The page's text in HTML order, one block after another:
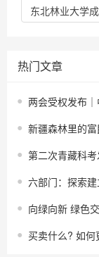
热门文章
两会受权发布
新疆森林里的富
第二次青藏科
向绿向新 绿色